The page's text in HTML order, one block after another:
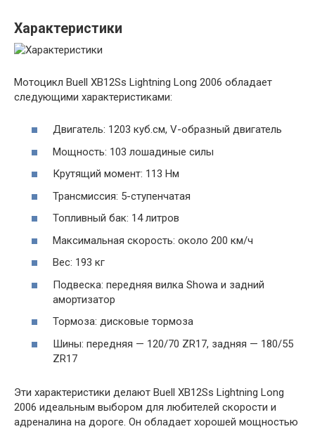
Характеристики
Мотоцикл Buell XB12Ss Lightning Long 2006 обладает
следующими характеристиками:
Двигатель: 1203 куб.см, V-образный двигатель
Мощность: 103 лошадиные силы
Крутящий момент: 113 Нм
Трансмиссия: 5-ступенчатая
Топливный бак: 14 литров
Максимальная скорость: около 200 км/ч
Вес: 193 кг
Подвеска: передняя вилка Showa и задний
амортизатор
Тормоза: дисковые тормоза
Шины: передняя — 120/70 ZR17, задняя — 180/55
ZR17
Эти характеристики делают Buell XB12Ss Lightning Long
2006 идеальным выбором для любителей скорости и
адреналина на дороге. Он обладает хорошей мощностью